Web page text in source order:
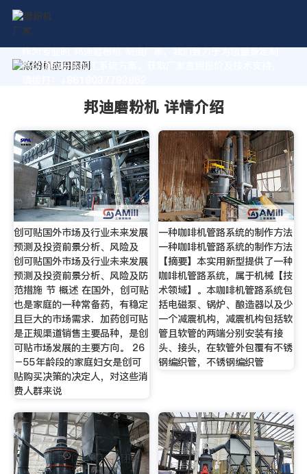
作为专业的 邦迪磨粉机 制造厂家，我们致力于为您量身定制
高价值的粉体加工系统方案。获取厂家直销报价及技术支持，
邦迪磨粉机 详情介绍
创可贴国外市场及行业未来发展
预测及投资前景分析、风险及
创可贴国外市场及行业未来发展
预测及投资前景分析、风险及防
范措施 节 概述 在国外，创可贴
也是家庭的一种常备药，有稳定
且巨大的市场需求．加药创可贴
是正规渠道销售主要品种，是创
可贴市场发展的主要方向。 26
－55年龄段的家庭妇女是创可
贴购买决策的决定人，对这些消
费人群来说
一种咖啡机管路系统的制作方法
一种咖啡机管路系统的制作方法
【摘要】本实用新型提供了一种
咖啡机管路系统，属于机械【技
术领域】。本咖啡机管路系统包
括电磁泵、锅炉、酿造器以及少
一个减震机构，减震机构包括软
管且软管的两端分别安装有接
头、接头，在软管外包覆有不锈
钢编织管，不锈钢编织管